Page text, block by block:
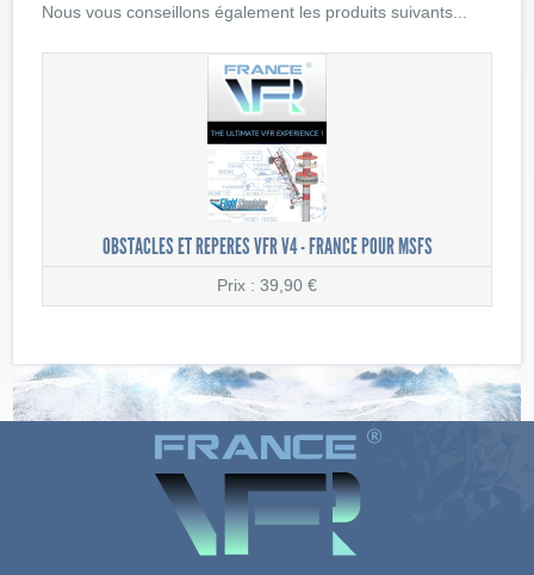
Nous vous conseillons également les produits suivants...
OBSTACLES ET REPERES VFR V4 - FRANCE POUR MSFS
Prix : 39,90 €